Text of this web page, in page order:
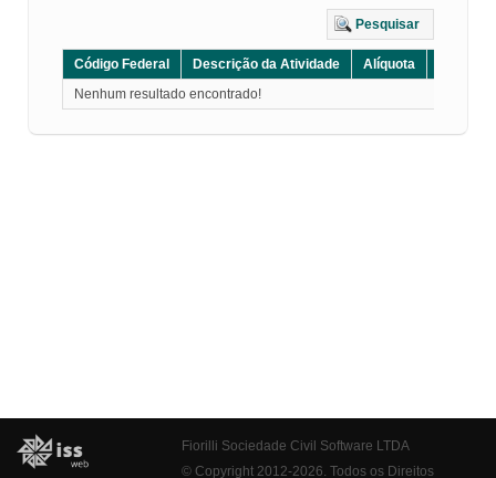
Pesquisar
Código Federal Descrição da Atividade Alíquota
Nenhum resultado encontrado!
Fiorilli Sociedade Civil Software LTDA
© Copyright 2012-2026. Todos os Direitos